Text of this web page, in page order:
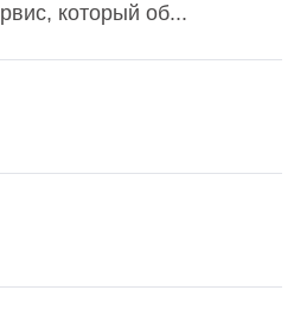
который об...